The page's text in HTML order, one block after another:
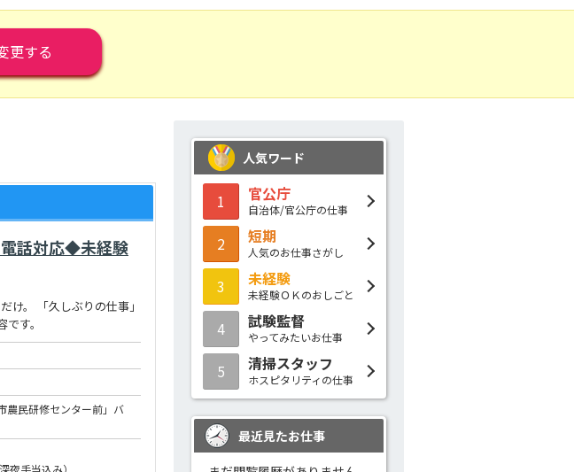
更する
話対応◆未経験
け。 「久しぶりの仕事」
す。
農民研修センター前」バ
手当込み）
人気ワード
1 官公庁
自治体/官公庁の仕事
2 短期
人気のお仕事さがし
3 未経験
未経験ＯＫのおしごと
4 試験監督
やってみたいお仕事
5 清掃スタッフ
ホスピタリティの仕事
最近見たお仕事